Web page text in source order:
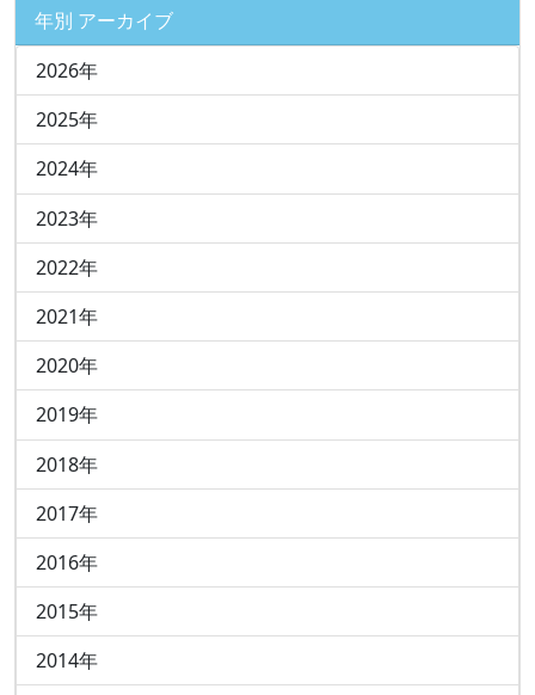
年別 アーカイブ
2026年
2025年
2024年
2023年
2022年
2021年
2020年
2019年
2018年
2017年
2016年
2015年
2014年